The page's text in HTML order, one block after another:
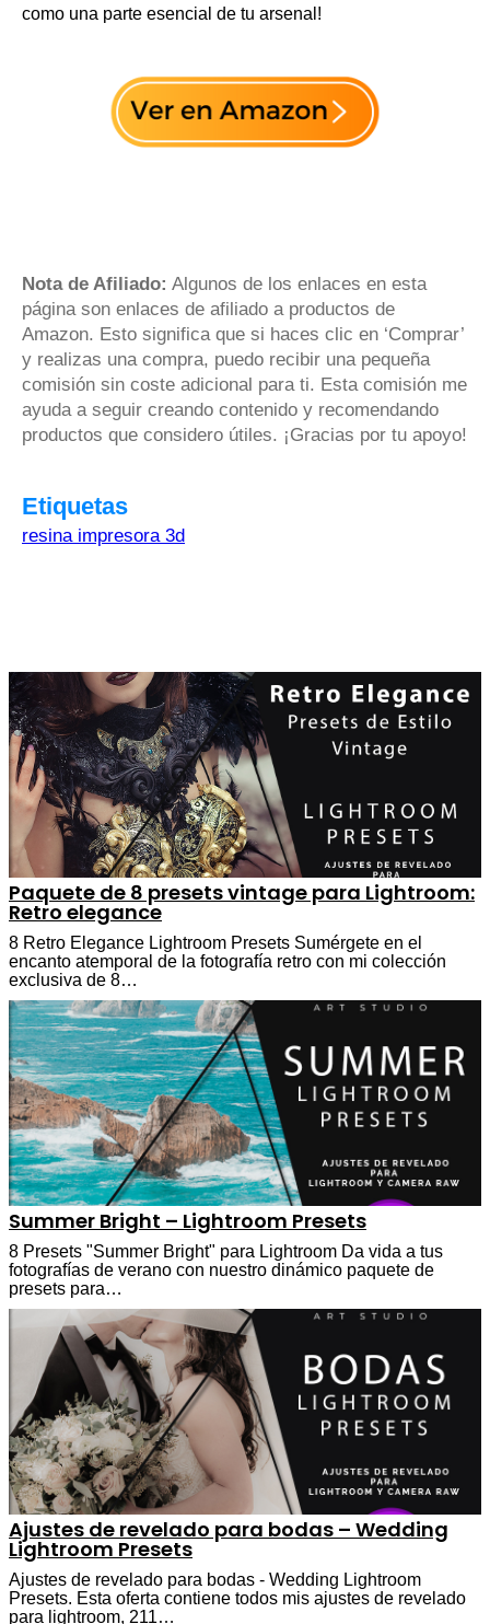
como una parte esencial de tu arsenal!
Nota de Afiliado: Algunos de los enlaces en esta
página son enlaces de afiliado a productos de
Amazon. Esto significa que si haces clic en ‘Comprar’
y realizas una compra, puedo recibir una pequeña
comisión sin coste adicional para ti. Esta comisión me
ayuda a seguir creando contenido y recomendando
productos que considero útiles. ¡Gracias por tu apoyo!
Etiquetas
resina impresora 3d
Paquete de 8 presets vintage para Lightroom:
Retro elegance
8 Retro Elegance Lightroom Presets Sumérgete en el
encanto atemporal de la fotografía retro con mi colección
exclusiva de 8…
Summer Bright – Lightroom Presets
8 Presets "Summer Bright" para Lightroom Da vida a tus
fotografías de verano con nuestro dinámico paquete de
presets para…
Ajustes de revelado para bodas – Wedding
Lightroom Presets
Ajustes de revelado para bodas - Wedding Lightroom
Presets. Esta oferta contiene todos mis ajustes de revelado
para lightroom, 211…